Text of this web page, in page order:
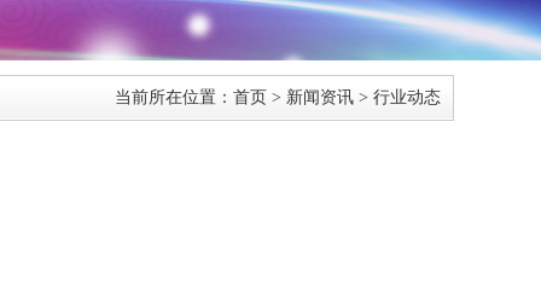
当前所在位置： 首页 > 新闻资讯 > 行业动态